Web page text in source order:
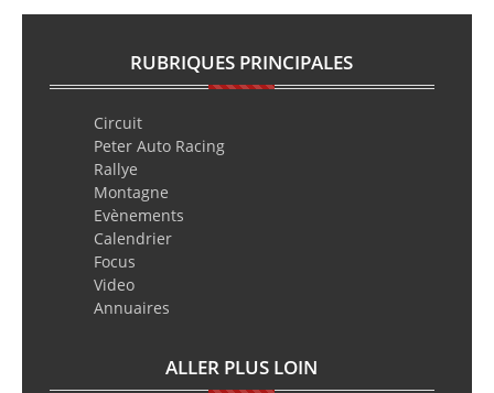
RUBRIQUES PRINCIPALES
Circuit
Peter Auto Racing
Rallye
Montagne
Evènements
Calendrier
Focus
Video
Annuaires
ALLER PLUS LOIN